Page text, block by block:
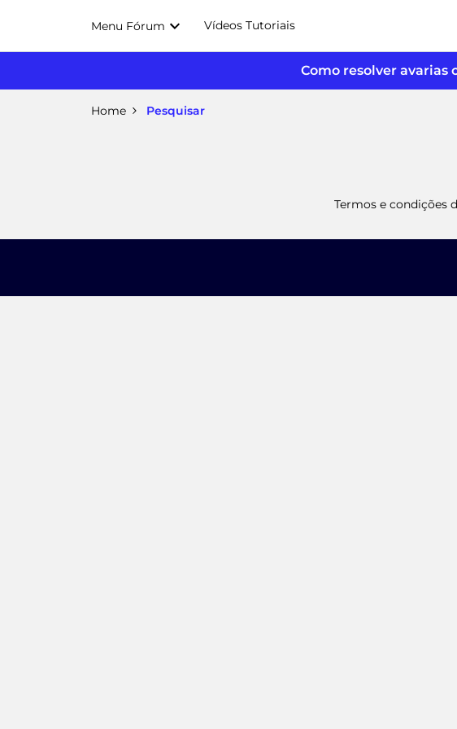
Menu Fórum Vídeos Tutoriais
Como resolver avarias
Home Pesquisar
Termos e condições